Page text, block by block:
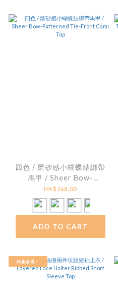
四色 / 磨砂感小蝴蝶結綁帶
馬甲 / Sheer Bow-
Patterned Tie-Front
Cami Top
HK$268.00
ADD TO CART
約會必備！